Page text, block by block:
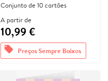
Conjunto de 10 cartões
A partir de
10,99 €
offers Preços Sempre Baixos